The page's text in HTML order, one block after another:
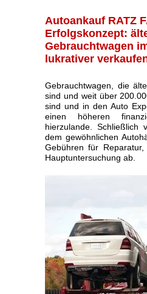
Autoankauf RATZ
Erfolgskonzept:
Gebrauchtwagen
lukrativer
Gebrauchtwagen, die
sind und weit über
sind und in den Auto
einen höheren
hierzulande. Schließlich
dem gewöhnlichen
Gebühren für Reparatur,
Hauptuntersuchung ab.